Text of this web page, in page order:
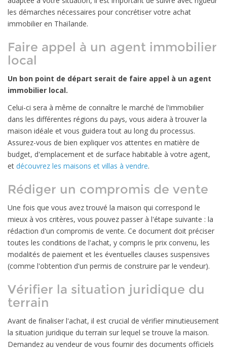
les démarches nécessaires pour concrétiser votre achat
immobilier en Thaïlande.
Faire appel à un agent immobilier
local
Un bon point de départ serait de faire appel à un agent
immobilier local.
Celui-ci sera à même de connaître le marché de l'immobilier
dans les différentes régions du pays, vous aidera à trouver la
maison idéale et vous guidera tout au long du processus.
Assurez-vous de bien expliquer vos attentes en matière de
budget, d'emplacement et de surface habitable à votre agent,
et découvrez les maisons et villas à vendre.
Rédiger un compromis de vente
Une fois que vous avez trouvé la maison qui correspond le
mieux à vos critères, vous pouvez passer à l'étape suivante : la
rédaction d'un compromis de vente. Ce document doit préciser
toutes les conditions de l'achat, y compris le prix convenu, les
modalités de paiement et les éventuelles clauses suspensives
(comme l'obtention d'un permis de construire par le vendeur).
Vérifier la situation juridique du
terrain
Avant de finaliser l'achat, il est crucial de vérifier minutieusement
la situation juridique du terrain sur lequel se trouve la maison.
Demandez au vendeur de vous fournir des documents officiels